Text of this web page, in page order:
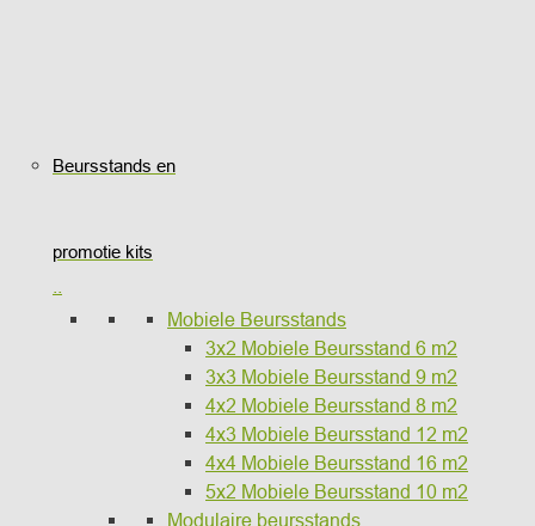
Beursstands en
promotie kits
Mobiele Beursstands
3x2 Mobiele Beursstand 6 m2
3x3 Mobiele Beursstand 9 m2
4x2 Mobiele Beursstand 8 m2
4x3 Mobiele Beursstand 12 m2
4x4 Mobiele Beursstand 16 m2
5x2 Mobiele Beursstand 10 m2
Modulaire beursstands